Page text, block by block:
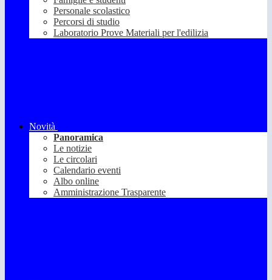
Personale scolastico
Percorsi di studio
Laboratorio Prove Materiali per l'edilizia
Novità
Panoramica
Le notizie
Le circolari
Calendario eventi
Albo online
Amministrazione Trasparente